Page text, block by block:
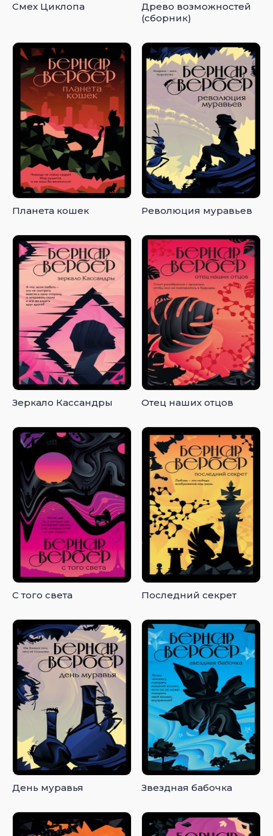
Смех Циклопа
Древо возможностей
(сборник)
Планета кошек Революция муравьев
Зеркало Кассандры Отец наших отцов
С того света Последний секрет
День муравья Звездная бабочка